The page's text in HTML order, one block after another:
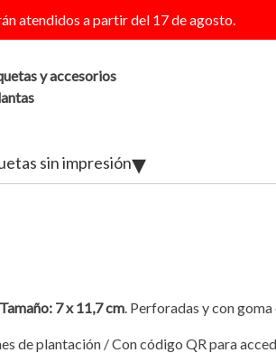
atendidos a partir del 17 de agosto.
y accesorios
sin impresión
Tamaño: 7 x 11,7 cm. Perforadas y con
de plantación / Con código QR para